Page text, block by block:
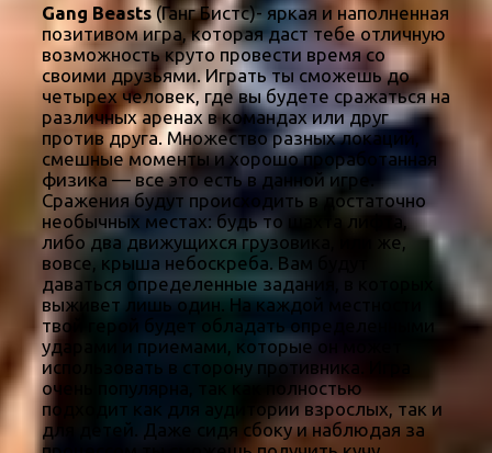
Gang Beasts(Ганг Бистс)- яркая и наполненная
позитивом игра, которая даст тебе отличную
возможность круто провести время со
своими друзьями. Играть ты сможешь до
четырех человек, где вы будете сражаться на
различных аренах в командах или друг
против друга. Множество разных локаций,
смешные моменты и хорошо проработанная
физика — все это есть в данной игре.
Сражения будут происходить в достаточно
необычных местах: будь то шахта лифта,
либо два движущихся грузовика, или же,
вовсе, крыша небоскреба. Вам будут
даваться определенные задания, в которых
выживет лишь один. На каждой местности
твой герой будет обладать определенными
ударами и приемами, которые он может
использовать в сторону противника. Игра
очень популярна, так как полностью
подходит как для аудитории взрослых, так и
для детей. Даже сидя сбоку и наблюдая за